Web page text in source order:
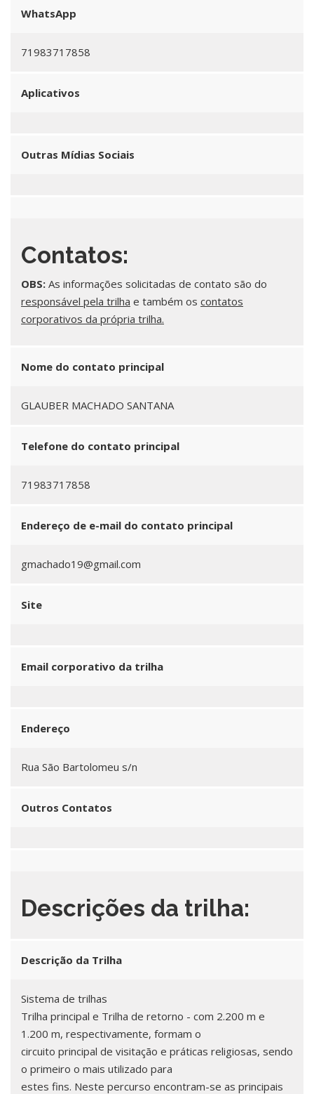
WhatsApp
71983717858
Aplicativos
Outras Mídias Sociais
Contatos:
OBS: As informações solicitadas de contato são do
responsável pela trilha e também os contatos
corporativos da própria trilha.
Nome do contato principal
GLAUBER MACHADO SANTANA
Telefone do contato principal
71983717858
Endereço de e-mail do contato principal
gmachado19@gmail.com
Site
Email corporativo da trilha
Endereço
Rua São Bartolomeu s/n
Outros Contatos
Descrições da trilha:
Descrição da Trilha
Sistema de trilhas
Trilha principal e Trilha de retorno - com 2.200 m e
1.200 m, respectivamente, formam o
circuito principal de visitação e práticas religiosas, sendo
o primeiro o mais utilizado para
estes fins. Neste percurso encontram-se as principais